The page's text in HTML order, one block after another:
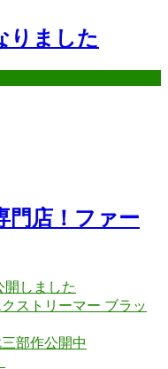
りました
門店！ファー
開しました
ストリーマー ブラッ
部作公開中